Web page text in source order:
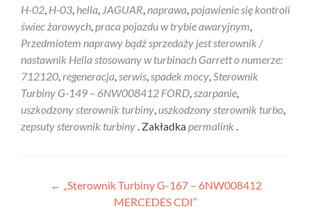
H-02, H-03, hella, JAGUAR,naprawa,pojawienie się kontroli
świec żarowych,praca pojazdu w trybie awaryjnym,
Przedmiotem naprawy bądź sprzedaży jest sterownik /
nastawnik Hella stosowany w turbinach Garrett o numerze:
712120,regeneracja,serwis,spadek mocy,Sterownik
Turbiny G-149 – 6NW008412 FORD,szarpanie,
uszkodzony sterownik turbiny,uszkodzony sterownik turbo,
zepsuty sterownik turbiny. Zakładkapermalink.
Nawigacja
← „Sterownik Turbiny G-167 – 6NW008412
MERCEDES CDI”